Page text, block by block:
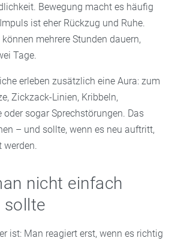
Bewegung macht es häufig
ist eher Rückzug und Ruhe.
können mehrere Stunden dauern,
Tage.
erleben zusätzlich eine Aura: zum
Zickzack-Linien, Kribbeln,
sogar Sprechstörungen. Das
– und sollte, wenn es neu auftritt,
werden.
nicht einfach
sollte
ist: Man reagiert erst, wenn es richtig